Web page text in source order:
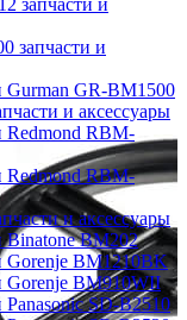
запчасти и
запчасти и
Gurman GR-BM1500
и аксессуары
Redmond RBM-
Redmond RBM-
и аксессуары
Binatone BM202
Gorenje BM1210BK
Gorenje BM910WII
Panasonic SD-B2510